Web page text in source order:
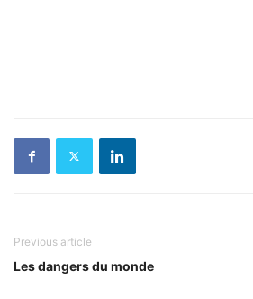
Previous article
Les dangers du monde